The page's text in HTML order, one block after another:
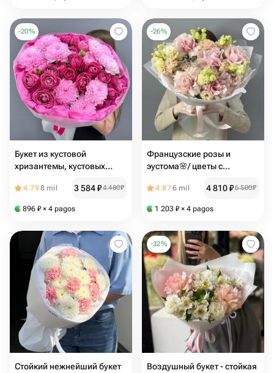
-20%
Букет из кустовой
хризантемы, кустовых
4.798 mil 3 584₽4 480₽
896 ₽ × 4 pagos
-26%
Французские розы и
эустома🌸/ цветы с
4.876 mil 4 810₽6 500₽
1 203 ₽ × 4 pagos
Стойкий нежнейший букет
-32%
Воздушный букет - стойкая